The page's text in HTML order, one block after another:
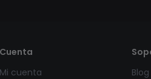
Cuenta
Mi cuenta
Blog